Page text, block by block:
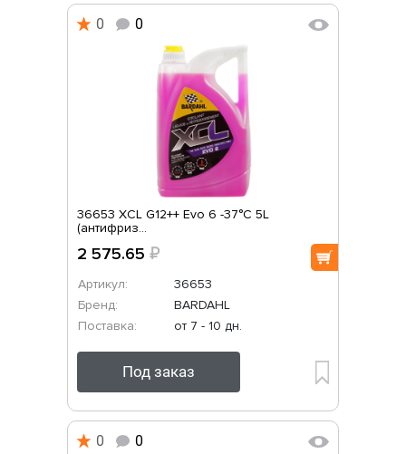
0 0
36653 XCL G12++ Evo 6 -37°C 5L
(антифриз...
2 575.65 ₽
Артикул:
36653
Бренд:
BARDAHL
Поставка:
от 7 - 10 дн.
Под заказ
0 0